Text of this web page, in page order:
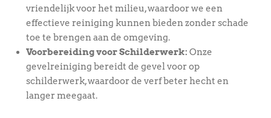
vriendelijk voor het milieu, waardoor we een
effectieve reiniging kunnen bieden zonder schade
toe te brengen aan de omgeving.
Voorbereiding voor Schilderwerk: Onze
gevelreiniging bereidt de gevel voor op
schilderwerk, waardoor de verf beter hecht en
langer meegaat.